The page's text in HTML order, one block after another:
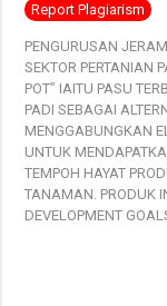
Report Plagiarism
PENGURUSAN
SEKTOR PERTANIAN
POT” IAITU PASU
PADI SEBAGAI
MENGGABUNGKAN
UNTUK
TEMPOH HAYAT
TANAMAN. PRODUK
DEVELOPMENT